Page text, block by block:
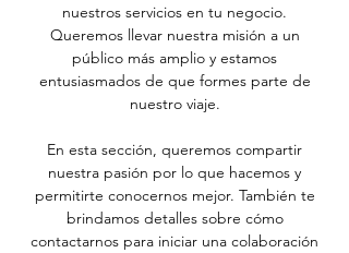
nuestros servicios en tu negocio.
Queremos llevar nuestra misión a un
público más amplio y estamos
entusiasmados de que formes parte de
nuestro viaje.
En esta sección, queremos compartir
nuestra pasión por lo que hacemos y
permitirte conocernos mejor. También te
brindamos detalles sobre cómo
contactarnos para iniciar una colaboración